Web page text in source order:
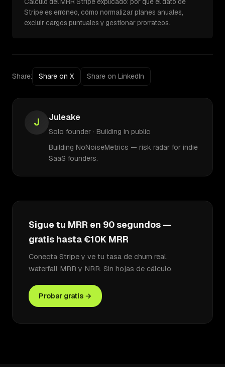
Stripe es erróneo, cómo normalizar planes anuales,
excluir cargos puntuales y gestionar prorrateos.
Share: Share on X Share on LinkedIn
J Juleake
Solo founder · Building in public
Building NoNoiseMetrics — risk radar for indie
SaaS founders.
Sigue tu MRR en 90 segundos —
gratis hasta €10K MRR
Conecta Stripe y ve tu tasa de churn real,
waterfall MRR y NRR. Sin hojas de cálculo.
Probar gratis →